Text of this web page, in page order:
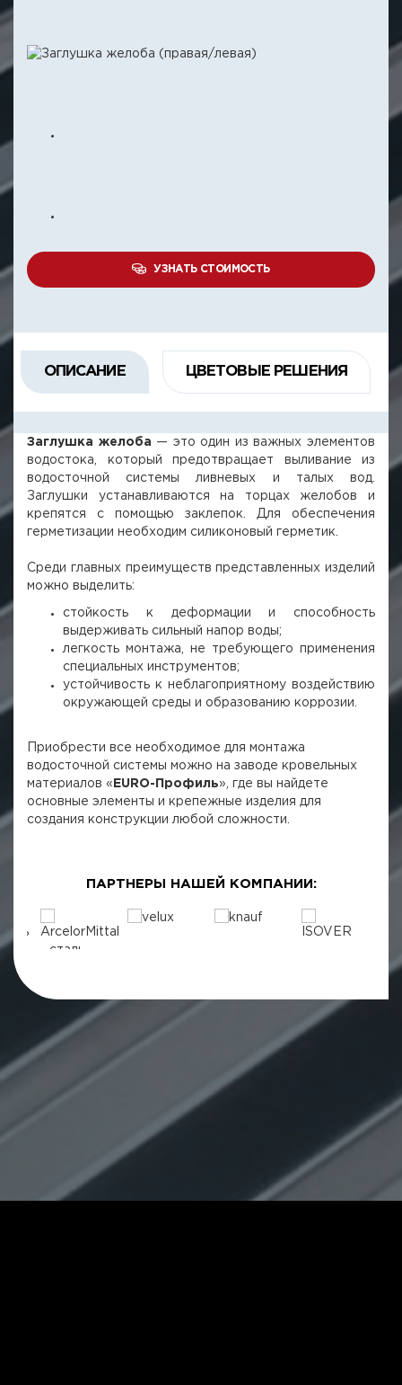
УЗНАТЬ СТОИМОСТЬ
ОПИСАНИЕ ЦВЕТОВЫЕ РЕШЕНИЯ
Заглушка желоба — это один из важных элементов
водостока, который предотвращает выливание из
водосточной системы ливневых и талых вод.
Заглушки устанавливаются на торцах желобов и
крепятся с помощью заклепок. Для обеспечения
герметизации необходим силиконовый герметик.
Среди главных преимуществ представленных изделий
можно выделить:
стойкость к деформации и способность
выдерживать сильный напор воды;
легкость монтажа, не требующего применения
специальных инструментов;
устойчивость к неблагоприятному воздействию
окружающей среды и образованию коррозии.
Приобрести все необходимое для монтажа
водосточной системы можно на заводе кровельных
материалов « EURO-Профиль», где вы найдете
основные элементы и крепежные изделия для
создания конструкции любой сложности.
ПАРТНЕРЫ НАШЕЙ КОМПАНИИ: